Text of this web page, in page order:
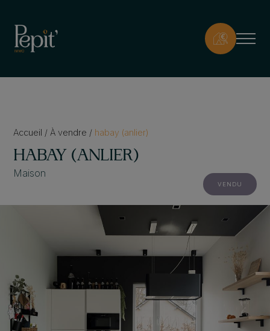
Accueil / À vendre / habay (anlier)
HABAY (ANLIER)
Maison
VENDU